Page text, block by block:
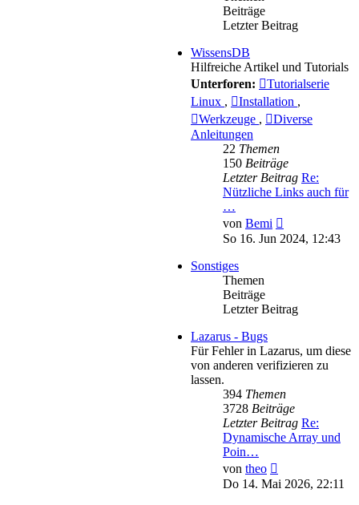
Beiträge
Letzter Beitrag
WissensDB
Hilfreiche Artikel und Tutorials
Unterforen:
Tutorialserie
Linux , Installation ,
Werkzeuge ,
Diverse
Anleitungen
22 Themen
150 Beiträge
Letzter Beitrag Re:
Nützliche Links auch für
…
von Bemi
Beitrag
So 16. Jun 2024, 12:43
Sonstiges
Themen
Beiträge
Letzter Beitrag
Lazarus - Bugs
Für Fehler in Lazarus, um diese
von anderen verifizieren zu
lassen.
394 Themen
3728 Beiträge
Letzter Beitrag Re:
Dynamische Array und
Poin…
von theo
Beitrag
Do 14. Mai 2026, 22:11